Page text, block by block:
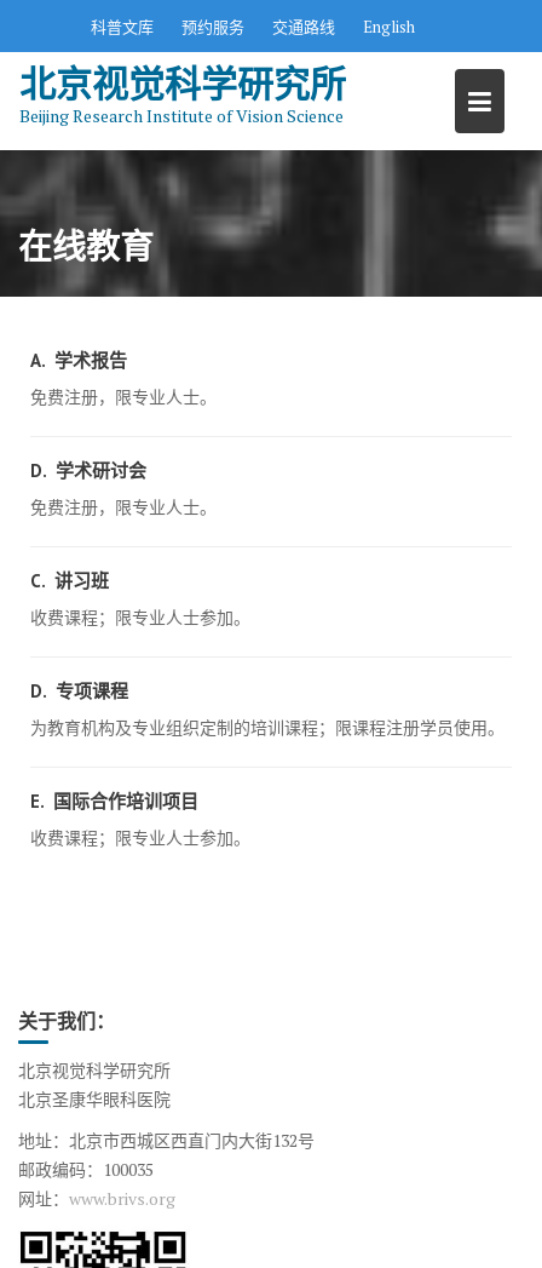
o
e
科普文库 预约服务 交通路线 English
北京视觉科学研究所
Beijing Research Institute of Vision Science
在线教育
A. 学术报告
免费注册，限专业人士。
D. 学术研讨会
免费注册，限专业人士。
C. 讲习班
收费课程；限专业人士参加。
D. 专项课程
为教育机构及专业组织定制的培训课程；限课程注册学员使用。
E. 国际合作培训项目
收费课程；限专业人士参加。
关于我们：
北京视觉科学研究所
北京圣康华眼科医院
地址：北京市西城区西直门内大街132号
邮政编码：100035
网址： www.brivs.org